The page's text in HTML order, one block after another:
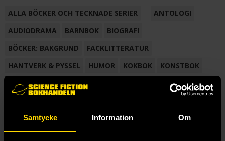
Samtycke Information Om
ALLA BÖCKER OCH TECKNADE SERIER
ANTOLOGI
AUDIODRAMA
BARNBOK
BIOGRAFI
BÖCKER: BAKGRUND
FACKLITTERATUR
HANTVERK & PYSSEL
HUMOR KOKBOK
KONSTBOK
KORTROMAN
LÄROBOK
NOVELL
SAMLINGSVOLYM
TECKNA & MÅLA TECKNAD SERIE